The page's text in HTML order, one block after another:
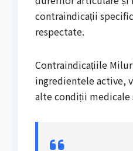
contraindicații
respectate.
Contraindicațiile
ingredientele active,
alte condiții medicale